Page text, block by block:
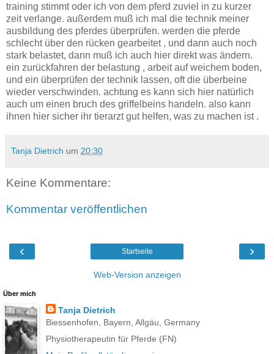
training stimmt oder ich von dem pferd zuviel in zu kurzer
zeit verlange. außerdem muß ich mal die technik meiner
ausbildung des pferdes überprüfen. werden die pferde
schlecht über den rücken gearbeitet , und dann auch noch
stark belastet, dann muß ich auch hier direkt was ändern.
ein zurückfahren der belastung , arbeit auf weichem boden,
und ein überprüfen der technik lassen, oft die überbeine
wieder verschwinden. achtung es kann sich hier natürlich
auch um einen bruch des griffelbeins handeln. also kann
ihnen hier sicher ihr tierarzt gut helfen, was zu machen ist .
Tanja Dietrich um 20:30
Keine Kommentare:
Kommentar veröffentlichen
‹ ›
Startseite
Web-Version anzeigen
Über mich
Tanja Dietrich
Biessenhofen, Bayern, Allgäu, Germany
Physiotherapeutin für Pferde (FN)